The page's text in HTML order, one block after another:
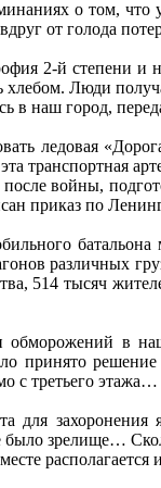
о том, что
от голода
2-й степени
хлебом. Люди
в наш город,
ледовая
транспортная
войны,
приказ по
различных
514 тысяч
в
принято
с третьего этажа…
для
зрелище…